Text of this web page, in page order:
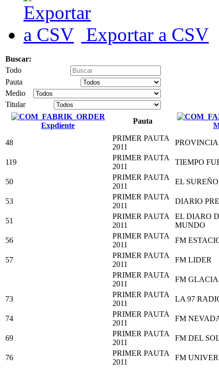
Exportar a CSV
Buscar:
Todo
Pauta
Medio
Titular
Expdiente
Pauta
48
PRIMER PAUTA
2011
PROVINCIA
119
PRIMER PAUTA
2011
TIEMPO
50
PRIMER PAUTA
2011
EL SUREÑO
53
PRIMER PAUTA
2011
DIARIO
51
PRIMER PAUTA
2011
EL DIARO
MUNDO
56
PRIMER PAUTA
2011
FM
57
PRIMER PAUTA
2011
FM LIDER
PRIMER PAUTA
2011
FM
73
PRIMER PAUTA
2011
LA 97
74
PRIMER PAUTA
2011
FM
69
PRIMER PAUTA
2011
FM DEL
76
PRIMER PAUTA
2011
FM